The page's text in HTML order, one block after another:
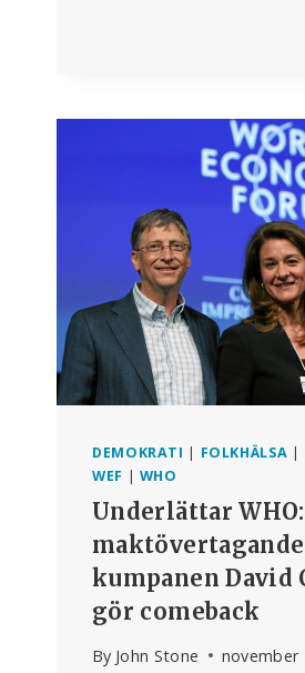
DAVOS
FÖR
ATT
VARNA
HOTANDE
”DISEASE
DEMOKRATI | FOLKHÄLSA |
WEF | WHO
Underlättar
kumpanen David
gör comeback
By John Stone november